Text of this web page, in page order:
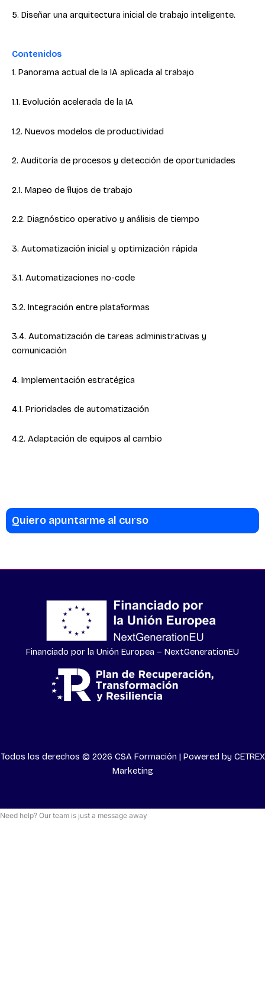
5. Diseñar una arquitectura inicial de trabajo inteligente.
Contenidos
1. Panorama actual de la IA aplicada al trabajo
1.1. Evolución acelerada de la IA
1.2. Nuevos modelos de productividad
2. Auditoría de procesos y detección de oportunidades
2.1. Mapeo de flujos de trabajo
2.2. Diagnóstico operativo y análisis de tiempo
3. Automatización inicial y optimización rápida
3.1. Automatizaciones no-code
3.2. Integración entre plataformas
3.4. Automatización de tareas administrativas y
comunicación
4. Implementación estratégica
4.1. Prioridades de automatización
4.2. Adaptación de equipos al cambio
Quiero apuntarme al curso
Financiado por la Unión Europea – NextGenerationEU
Todos los derechos © 2026 CSA Formación | Powered by CETREX
Marketing
Need help? Our team is just a message away